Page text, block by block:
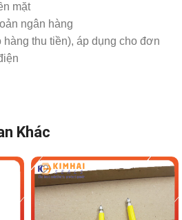
mặt
ngân hàng
thu tiền), áp dụng cho đơn
Khác